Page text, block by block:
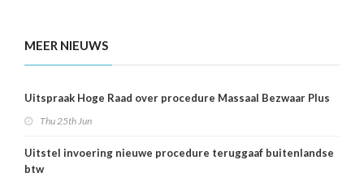
MEER NIEUWS
Uitspraak Hoge Raad over procedure Massaal Bezwaar Plus
Thu 25th Jun
Uitstel invoering nieuwe procedure teruggaaf buitenlandse
btw